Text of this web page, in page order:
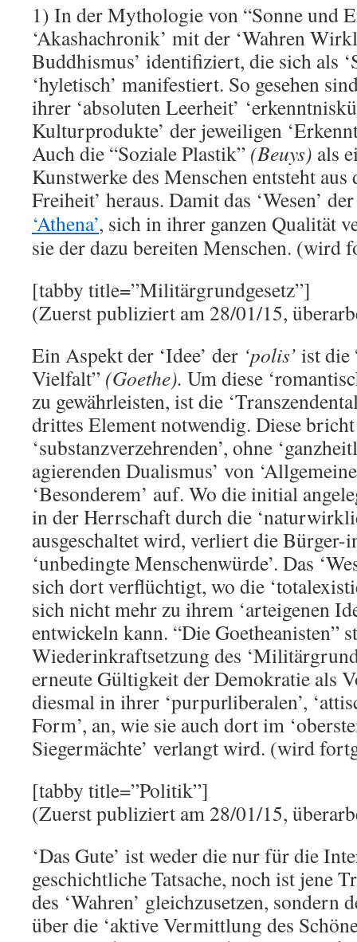
1) In der Mythologie von “Sonne und
‘Akashachronik’ mit der ‘Wahren
Buddhismus’ identifiziert, die sich als
‘hyletisch’ manifestiert. So gesehen
ihrer ‘absoluten Leerheit’
Kulturprodukte’ der jeweiligen
Auch die “Soziale Plastik” (Beuys) als
Kunstwerke des Menschen entsteht aus
Freiheit’ heraus. Damit das ‘Wesen’
‘Athena’, sich in ihrer ganzen Qualität
sie der dazu bereiten Menschen. (wird
[tabby title=”Militärgrundgesetz”]
(Zuerst publiziert am 28/01/15,
Ein Aspekt der ‘Idee’ der ‘polis’ ist die
Vielfalt” (Goethe). Um diese
zu gewährleisten, ist die
drittes Element notwendig. Diese
‘substanzverzehrenden’, ohne
agierenden Dualismus’ von
‘Besonderem’ auf. Wo die initial
in der Herrschaft durch die
ausgeschaltet wird, verliert die Bürger-
‘unbedingte Menschenwürde’. Das
sich dort verflüchtigt, wo die
sich nicht mehr zu ihrem ‘arteigenen
entwickeln kann. “Die Goetheanisten”
Wiederinkraftsetzung des
erneute Gültigkeit der Demokratie als
diesmal in ihrer ‘purpurliberalen’,
Form’, an, wie sie auch dort im
Siegermächte’ verlangt wird. (wird
[tabby title=”Politik”]
(Zuerst publiziert am 28/01/15,
‘Das Gute’ ist weder die nur für die
geschichtliche Tatsache, noch ist jene
des ‘Wahren’ gleichzusetzen, sondern
über die ‘aktive Vermittlung des